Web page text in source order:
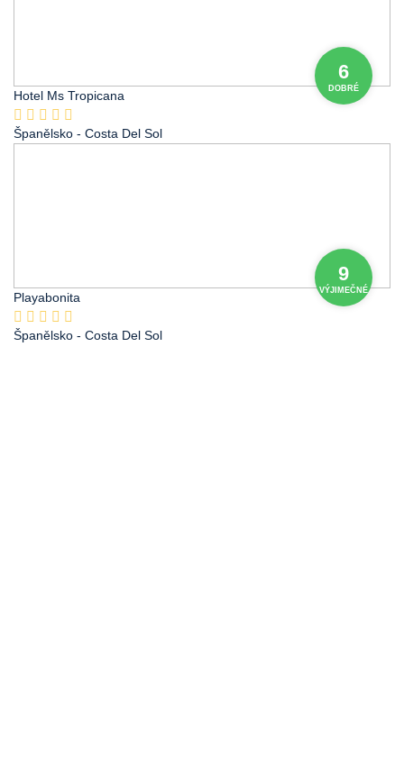
6
DOBRÉ
Hotel Ms Tropicana
Španělsko - Costa Del Sol
9
VÝJIMEČNÉ
Playabonita
Španělsko - Costa Del Sol